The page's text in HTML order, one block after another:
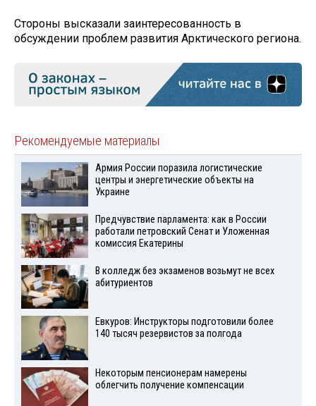
Стороны высказали заинтересованность в
обсуждении проблем развития Арктического региона.
Рекомендуемые материалы
Армия России поразила логистические
центры и энергетические объекты на
Украине
Предчувствие парламента: как в России
работали петровский Сенат и Уложенная
комиссия Екатерины
В колледж без экзаменов возьмут не всех
абитуриентов
Евкуров: Инструкторы подготовили более
140 тысяч резервистов за полгода
Некоторым пенсионерам намерены
облегчить получение компенсации